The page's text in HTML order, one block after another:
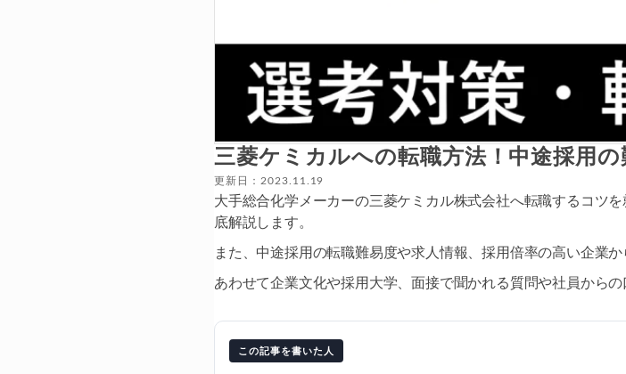
三菱ケミカルへの転職方法！中途採用の
更新日：2023.11.19
大手総合化学メーカーの三菱ケミカル株式会社へ転職するコツ
底解説します。
また、中途採用の転職難易度や求人情報、採用倍率の高い企業
あわせて企業文化や採用大学、面接で聞かれる質問や社員から
この記事を書いた人